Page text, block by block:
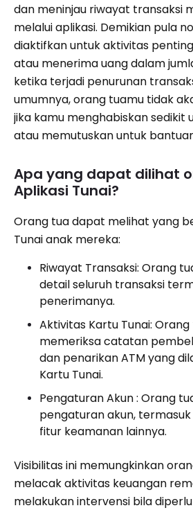
dan meninjau riwayat transaksi
melalui aplikasi. Demikian pula
diaktifkan untuk aktivitas
atau menerima uang dalam
ketika terjadi penurunan
umumnya, orang tuamu tidak
jika kamu menghabiskan sedikit
atau memutuskan untuk
Apa yang dapat dilihat
Aplikasi Tunai?
Orang tua dapat melihat yang
Tunai anak mereka:
Riwayat Transaksi: Orang
detail seluruh transaksi
penerimanya.
Aktivitas Kartu Tunai:
memeriksa catatan
dan penarikan ATM yang
Kartu Tunai.
Pengaturan Akun : Orang
pengaturan akun,
fitur keamanan lainnya.
Visibilitas ini memungkinkan
melacak aktivitas keuangan
melakukan intervensi bila